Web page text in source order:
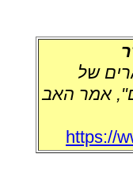
של
אמר האב
https://